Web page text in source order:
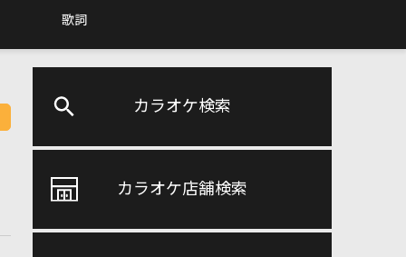
歌詞
カラオケ検索
カラオケ店舗検索